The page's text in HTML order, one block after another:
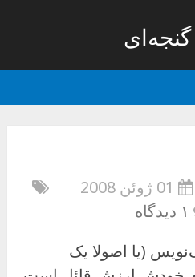
01 ژوئن 2008
۱ دیدگاه
(یا اصولا یک